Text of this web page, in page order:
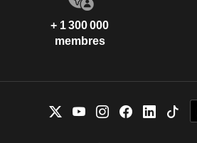
+ 1 300 000
membres